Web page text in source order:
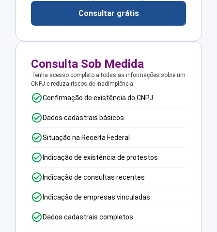
Consultar grátis
Consulta Sob Medida
Tenha acesso completo a todas as informações sobre um
CNPJ e reduza riscos de inadimplência.
Confirmação de existência do CNPJ
Dados cadastrais básicos
Situação na Receita Federal
Indicação de existência de protestos
Indicação de consultas recentes
Indicação de empresas vinculadas
Dados cadastrais completos